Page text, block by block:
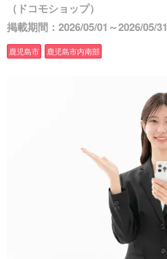
（ドコモショップ）
掲載期間：2026/05/01～2026/05/31
鹿児島市 鹿児島市内南部